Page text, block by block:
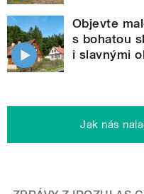
Objevte
s bohatou
i slavnými
Jak nás